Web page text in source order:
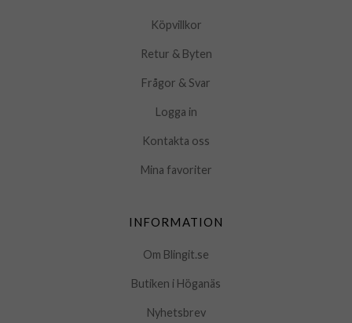
Köpvillkor
Retur & Byten
Frågor & Svar
Logga in
Kontakta oss
Mina favoriter
INFORMATION
Om Blingit.se
Butiken i Höganäs
Nyhetsbrev